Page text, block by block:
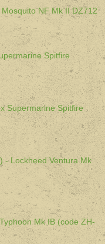
NF Mk II DZ712
Spitfire
Supermarine Spitfire
- Lockheed Ventura Mk
Mk IB (code ZH-